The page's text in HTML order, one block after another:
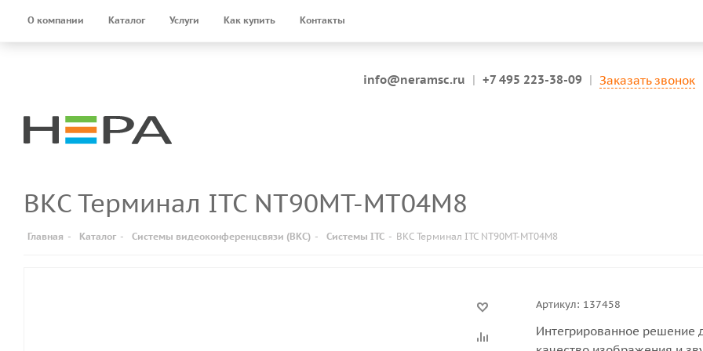
О компании Каталог Услуги Как купить Контакты
info@neramsc.ru | +7 495 223-38-09 | Заказать звонок
ВКС Терминал ITC NT90MT-MT04M8
Главная - Каталог - Системы видеоконференцсвязи (ВКС) - Системы ITC - ВКС Терминал ITC NT90MT-MT04M8
Артикул: 137458
Интегрированное